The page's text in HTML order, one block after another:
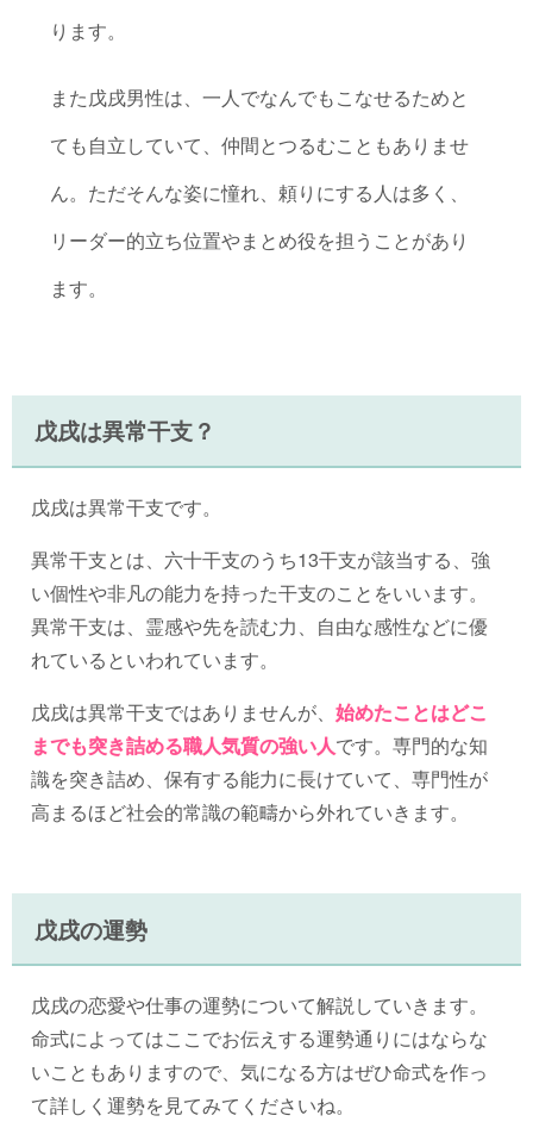
ります。
また戊戌男性は、一人でなんでもこなせるためと
ても自立していて、仲間とつるむこともありませ
ん。ただそんな姿に憧れ、頼りにする人は多く、
リーダー的立ち位置やまとめ役を担うことがあり
ます。
戊戌は異常干支？
戊戌は異常干支です。
異常干支とは、六十干支のうち13干支が該当する、強
い個性や非凡の能力を持った干支のことをいいます。
異常干支は、霊感や先を読む力、自由な感性などに優
れているといわれています。
戊戌は異常干支ではありませんが、 始めたことはどこ
までも突き詰める職人気質の強い人です。専門的な知
識を突き詰め、保有する能力に長けていて、専門性が
高まるほど社会的常識の範疇から外れていきます。
戊戌の運勢
戊戌の恋愛や仕事の運勢について解説していきます。
命式によってはここでお伝えする運勢通りにはならな
いこともありますので、気になる方はぜひ命式を作っ
て詳しく運勢を見てみてくださいね。